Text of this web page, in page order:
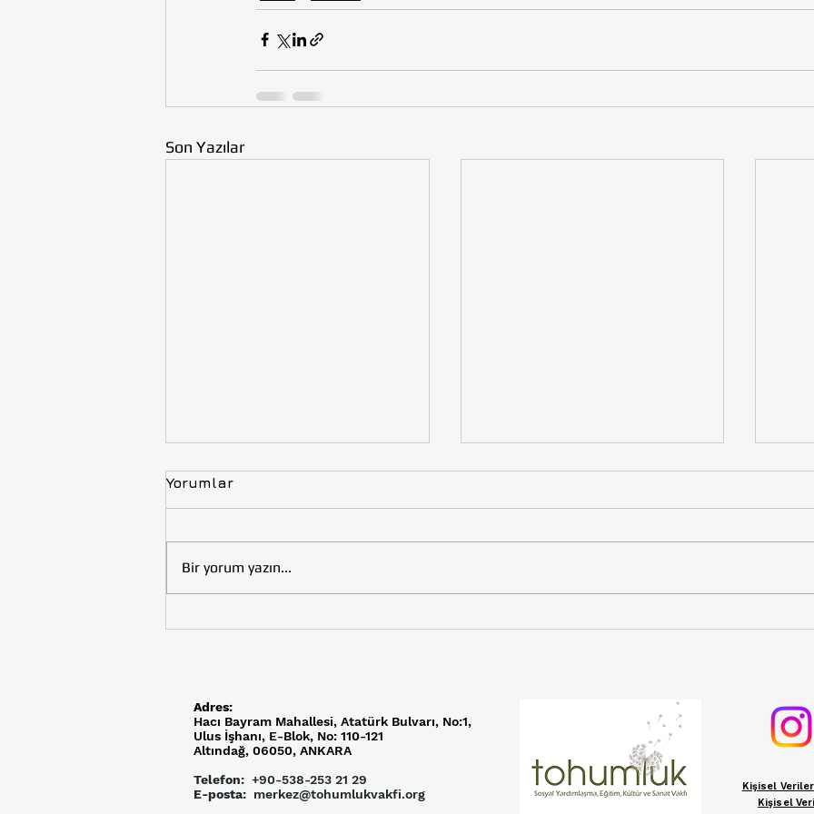
Son Yazılar
Kütüphaneler İçin Satın
Alındı
Yorumlar
Bir yorum yazın...
Adres:
Hacı Bayram Mahallesi, Atatürk Bulvarı, No:1,
Ulus İşhanı, E-Blok, No: 110-121
Altındağ, 06050, ANKARA
Telefon: +90-538-253 21 29
E-posta: merkez@tohumlukvakfi.org
Kişisel
Kişisel